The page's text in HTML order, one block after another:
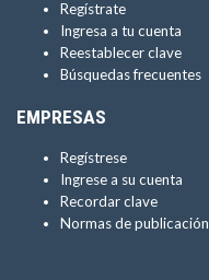
Regístrate
Ingresa a tu cuenta
Reestablecer clave
Búsquedas frecuentes
EMPRESAS
Regístrese
Ingrese a su cuenta
Recordar clave
Normas de publicación